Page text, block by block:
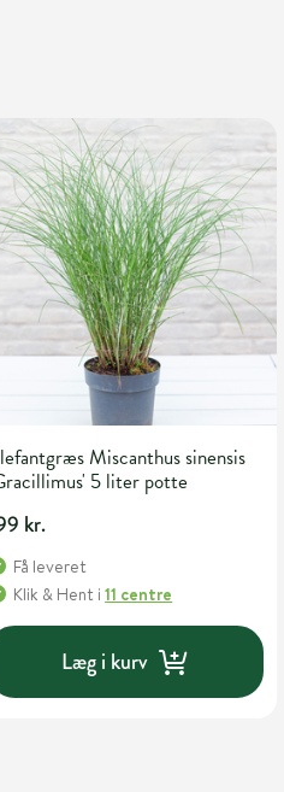
Miscanthus sinensis
5 liter potte
kr.
Få leveret
Klik & Hent i11 centre
Læg i kurv